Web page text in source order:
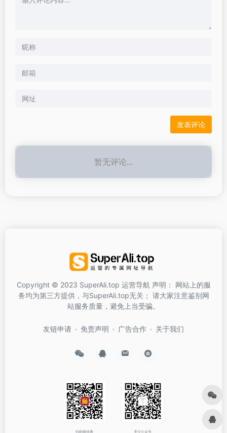
暂无评论...
Copyright © 2023 SuperAli.top 运营导航 声明： 网站上的服
务均为第三方提供，与SuperAli.top无关； 请大家注意鉴别网
站服务质量，避免上当受骗。
友链申请 免责声明 广告合作 关于我们
扫码领优惠 关注公众号